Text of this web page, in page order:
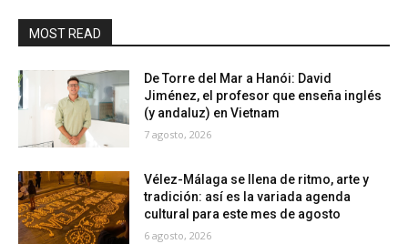
MOST READ
De Torre del Mar a Hanói: David
Jiménez, el profesor que enseña inglés
(y andaluz) en Vietnam
7 agosto, 2026
Vélez-Málaga se llena de ritmo, arte y
tradición: así es la variada agenda
cultural para este mes de agosto
6 agosto, 2026